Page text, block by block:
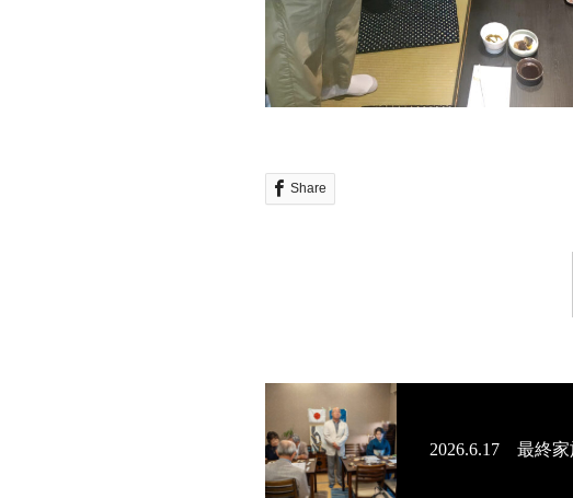
Share
2026.6.17 最終家